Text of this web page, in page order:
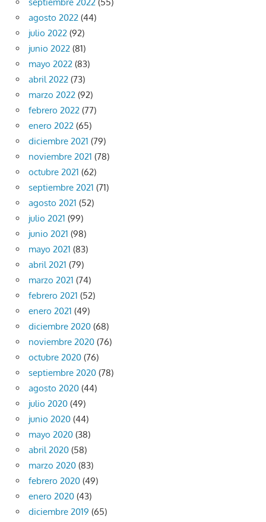
agosto 2022 (44)
julio 2022 (92)
junio 2022 (81)
mayo 2022 (83)
abril 2022 (73)
marzo 2022 (92)
febrero 2022 (77)
enero 2022 (65)
diciembre 2021 (79)
noviembre 2021 (78)
octubre 2021 (62)
septiembre 2021 (71)
agosto 2021 (52)
julio 2021 (99)
junio 2021 (98)
mayo 2021 (83)
abril 2021 (79)
marzo 2021 (74)
febrero 2021 (52)
enero 2021 (49)
diciembre 2020 (68)
noviembre 2020 (76)
octubre 2020 (76)
septiembre 2020 (78)
agosto 2020 (44)
julio 2020 (49)
junio 2020 (44)
mayo 2020 (38)
abril 2020 (58)
marzo 2020 (83)
febrero 2020 (49)
enero 2020 (43)
diciembre 2019 (65)